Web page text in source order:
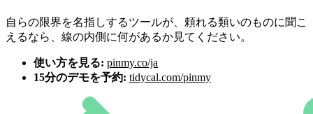
自らの限界を名指しするツールが、頼れる類いのものに聞こ
えるなら、線の内側に何があるか見てください。
使い方を見る: pinmy.co/ja
15分のデモを予約: tidycal.com/pinmy